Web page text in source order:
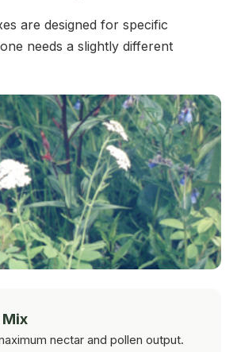
are designed for specific
needs a slightly different
Mix
nectar and pollen output.